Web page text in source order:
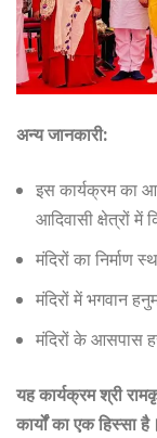
अन्य जानकारी:
इस कार्यक्रम का
आदिवासी क्षेत्रों में
मंदिरों का निर्माण
मंदिरों में भगवान
मंदिरों के आसपास
यह कार्यक्रम श्री
कार्यों का एक हिस्सा